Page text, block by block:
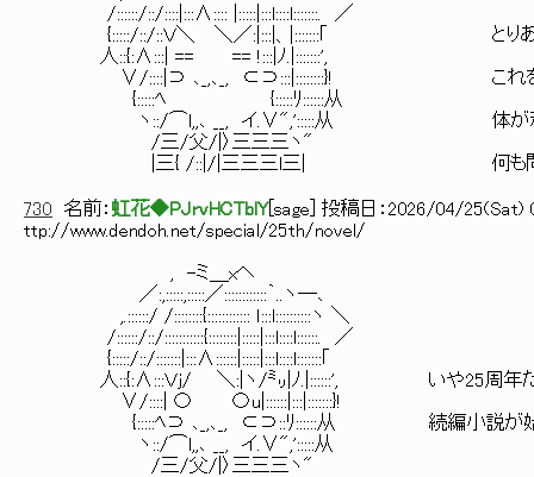
/::::::/::/::::|:::∧:::: |:::::|:::l::::l:::::::. ／
{:::::/::/::Ｖ＼ ＼／:|:::|、|:::::::｢ とりあえず
人::{:∧:::| == == !:::|ﾉ.|:::::::',
∨/::::|⊃ ､_,､_, ⊂⊃:::|::::::::}! これを見
{:::::ﾍ {:::::ﾘ::::::从
ヽ::/⌒l,,､ __, イ.∨",':::::从 体が和三盆になっ
/三/父/|〉三三三ヽ"
|三{ /::|/|三三三l三| 何も問題な
730 名前： 虹花◆PJrvHCTblY[ sage ] 投稿日： 2026/04/25(Sat)
ttp://www.dendoh.net/special/25th/novel/
, -ミ＿xヘ
／:,:::::,:::::／::::::::::::｀..ヽ―､
,.::::::/ /::::::::{:::::::::::: ｌ:::l::::::::::ヽ ＼
/::::::/::/:::::::::::{::::::::|:::::|:::l::::l::::::. ／
{:::::/::/:::::::|:::∧::::::|:::::|:::l::::l:::::::｢
人::{:∧:::Ｖｊ/ ＼:|ヽ/㍉|ﾉ.|::::::', いや25周年だ
∨/::::| 〇 〇u|::::::|:::|:::::::}!
{:::::ﾍ⊃ ､_,､_, ⊂⊃::ﾘ::::::从 続編小説が始まると
ヽ::/⌒l,,､ __, イ.∨",':::::从
/三/父/|〉三三三ヽ"